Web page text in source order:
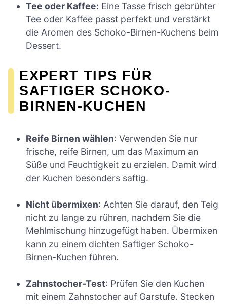
Tee oder Kaffee: Eine Tasse frisch gebrühter
Tee oder Kaffee passt perfekt und verstärkt
die Aromen des Schoko-Birnen-Kuchens beim
Dessert.
EXPERT TIPS FÜR
SAFTIGER SCHOKO-
BIRNEN-KUCHEN
Reife Birnen wählen: Verwenden Sie nur
frische, reife Birnen, um das Maximum an
Süße und Feuchtigkeit zu erzielen. Damit wird
der Kuchen besonders saftig.
Nicht übermixen: Achten Sie darauf, den Teig
nicht zu lange zu rühren, nachdem Sie die
Mehlmischung hinzugefügt haben. Übermixen
kann zu einem dichten Saftiger Schoko-
Birnen-Kuchen führen.
Zahnstocher-Test: Prüfen Sie den Kuchen
mit einem Zahnstocher auf Garstufe. Stecken